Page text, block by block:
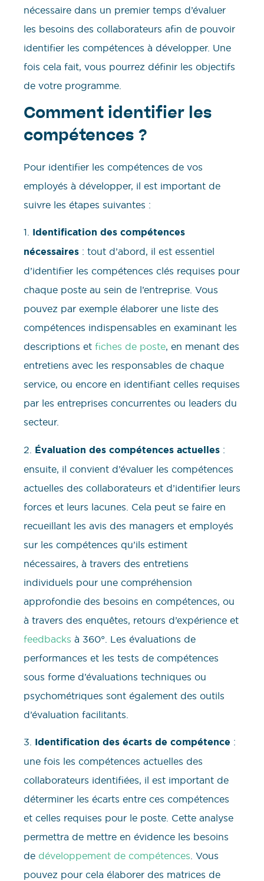
nécessaire dans un premier temps d’évaluer
les besoins des collaborateurs afin de pouvoir
identifier les compétences à développer. Une
fois cela fait, vous pourrez définir les objectifs
de votre programme.
Comment identifier les
compétences ?
Pour identifier les compétences de vos
employés à développer, il est important de
suivre les étapes suivantes :
1. Identification des compétences
nécessaires : tout d’abord, il est essentiel
d’identifier les compétences clés requises pour
chaque poste au sein de l’entreprise. Vous
pouvez par exemple élaborer une liste des
compétences indispensables en examinant les
descriptions et fiches de poste, en menant des
entretiens avec les responsables de chaque
service, ou encore en identifiant celles requises
par les entreprises concurrentes ou leaders du
secteur.
2. Évaluation des compétences actuelles :
ensuite, il convient d’évaluer les compétences
actuelles des collaborateurs et d’identifier leurs
forces et leurs lacunes. Cela peut se faire en
recueillant les avis des managers et employés
sur les compétences qu’ils estiment
nécessaires, à travers des entretiens
individuels pour une compréhension
approfondie des besoins en compétences, ou
à travers des enquêtes, retours d’expérience et
feedbacks à 360°. Les évaluations de
performances et les tests de compétences
sous forme d’évaluations techniques ou
psychométriques sont également des outils
d’évaluation facilitants.
3. Identification des écarts de compétence :
une fois les compétences actuelles des
collaborateurs identifiées, il est important de
déterminer les écarts entre ces compétences
et celles requises pour le poste. Cette analyse
permettra de mettre en évidence les besoins
de développement de compétences. Vous
pouvez pour cela élaborer des matrices de